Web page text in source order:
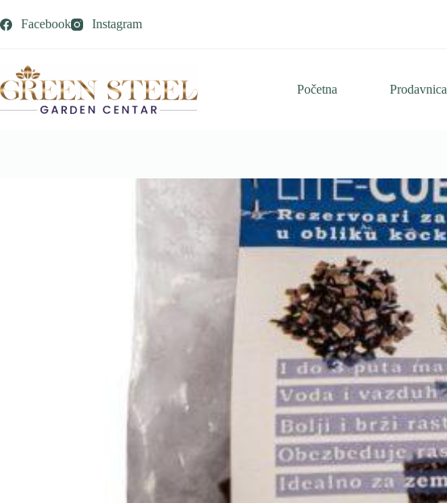
to
content
Facebook Instagram
Početna Prodavnica